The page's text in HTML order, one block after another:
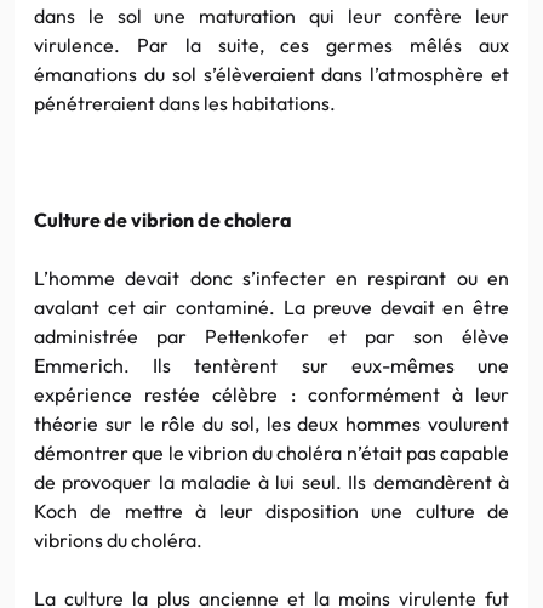
dans le sol une maturation qui leur confère leur
virulence. Par la suite, ces germes mêlés aux
émanations du sol s’élèveraient dans l’atmosphère et
pénétreraient dans les habitations.
Culture devibriondecholera
L’homme devait donc s’infecter en respirant ou en
avalant cet air contaminé. La preuve devait en être
administrée par Pettenkofer et par son élève
Emmerich. Ils tentèrent sur eux-mêmes une
expérience restée célèbre : conformément à leur
théorie sur le rôle du sol, les deux hommes voulurent
démontrer que le vibrion du choléra n’était pas capable
de provoquer la maladie à lui seul. Ils demandèrent à
Koch de mettre à leur disposition une culture de
vibrions du choléra.
La culture la plus ancienne et la moins virulente fut